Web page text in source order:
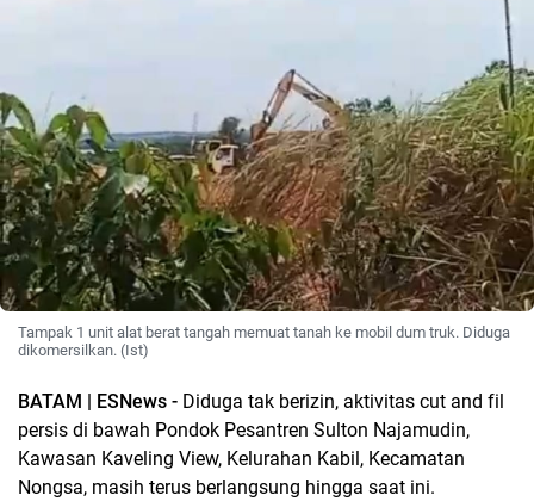
Tampak 1 unit alat berat tangah memuat tanah ke mobil dum truk. Diduga
dikomersilkan. (Ist)
BATAM | ESNews - Diduga tak berizin, aktivitas cut and fil
persis di bawah Pondok Pesantren Sulton Najamudin,
Kawasan Kaveling View, Kelurahan Kabil, Kecamatan
Nongsa, masih terus berlangsung hingga saat ini.